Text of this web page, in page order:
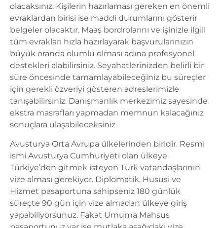
olacaksınız. Kişilerin hazırlaması gereken en önemli
evraklardan birisi ise maddi durumlarını gösterir
belgeler olacaktır. Maaş bordrolarını ve işinizle ilgili
tüm evrakları hızla hazırlayarak başvurularınızın
büyük oranda olumlu olması adına profesyonel
destekleri alabilirsiniz. Seyahatlerinizden belirli bir
süre öncesinde tamamlayabileceğiniz bu süreçler
için gerekli özveriyi gösteren adreslerimizle
tanışabilirsiniz. Danışmanlık merkezimiz sayesinde
ekstra masrafları yapmadan memnun kalacağınız
sonuçlara ulaşabileceksiniz.
Avusturya Orta Avrupa ülkelerinden biridir. Resmi
ismi Avusturya Cumhuriyeti olan ülkeye
Türkiye’den gitmek isteyen Türk vatandaşlarının
vize alması gerekiyor. Diplomatik, Hususi ve
Hizmet pasaportuna sahipseniz 180 günlük
süreçte 90 gün için vize almadan ülkeye giriş
yapabiliyorsunuz. Fakat Umuma Mahsus